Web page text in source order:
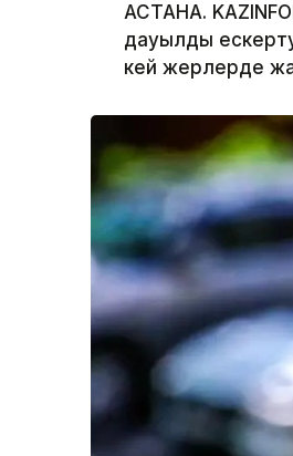
АСТАНА.
дауылды
кей жерлерде